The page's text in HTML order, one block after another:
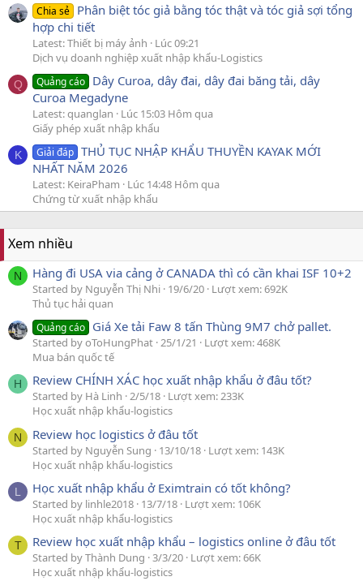
Chia sẻ Phân biệt tóc giả bằng tóc thật và tóc giả sợi tổng
hợp chi tiết
Latest: Thiết bị máy ảnh
Lúc 09:21
Dịch vụ doanh nghiệp xuất nhập khẩu-Logistics
Q Quảng cáo Dây Curoa, dây đai, dây đai băng tải, dây
Curoa Megadyne
Latest: quanglan
Lúc 15:03 Hôm qua
Giấy phép xuất nhập khẩu
K Giải đáp THỦ TỤC NHẬP KHẨU THUYỀN KAYAK MỚI
NHẤT NĂM 2026
Latest: KeiraPham
Lúc 14:48 Hôm qua
Chứng từ xuất nhập khẩu
Xem nhiều
N Hàng đi USA via cảng ở CANADA thì có cần khai ISF 10+2
Started by Nguyễn Thị Nhi 19/6/20 Lượt xem: 692K
Thủ tục hải quan
Quảng cáo Giá Xe tải Faw 8 tấn Thùng 9M7 chở pallet.
Started by oToHungPhat 25/1/21
Lượt xem: 468K
Mua bán quốc tế
H Review CHÍNH XÁC học xuất nhập khẩu ở đâu tốt?
Started by Hà Linh 2/5/18 Lượt xem: 233K
Học xuất nhập khẩu-logistics
N Review học logistics ở đâu tốt
Started by Nguyễn Sung 13/10/18 Lượt xem: 143K
Học xuất nhập khẩu-logistics
L Học xuất nhập khẩu ở Eximtrain có tốt không?
Started by linhle2018 13/7/18 Lượt xem: 106K
Học xuất nhập khẩu-logistics
T Review học xuất nhập khẩu – logistics online ở đâu tốt
Started by Thành Dung 3/3/20 Lượt xem: 66K
Học xuất nhập khẩu-logistics